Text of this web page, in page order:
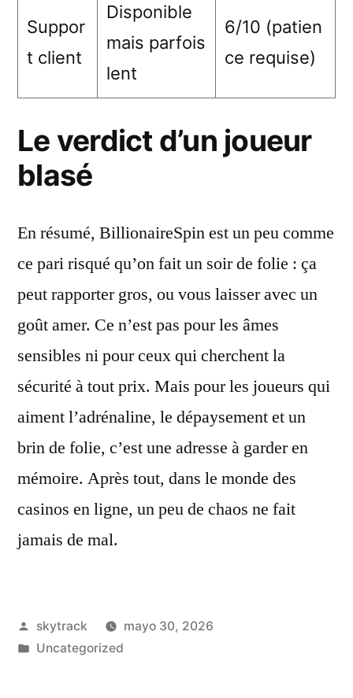
Suppor
t client
Disponible
mais parfois
lent
6/10 (patien
ce requise)
Le verdict d’un joueur
blasé
En résumé, BillionaireSpin est un peu comme
ce pari risqué qu’on fait un soir de folie : ça
peut rapporter gros, ou vous laisser avec un
goût amer. Ce n’est pas pour les âmes
sensibles ni pour ceux qui cherchent la
sécurité à tout prix. Mais pour les joueurs qui
aiment l’adrénaline, le dépaysement et un
brin de folie, c’est une adresse à garder en
mémoire. Après tout, dans le monde des
casinos en ligne, un peu de chaos ne fait
jamais de mal.
Publicado
por
skytrack
mayo 30, 2026
Publicado
Uncategorized